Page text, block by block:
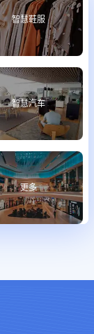
智慧鞋服
智慧汽车
更多